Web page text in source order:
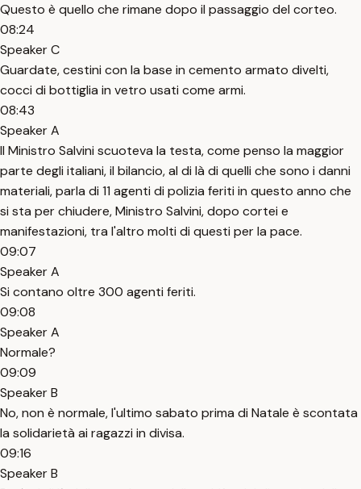
Questo è quello che rimane dopo il passaggio del corteo.
08:24
Speaker C
Guardate, cestini con la base in cemento armato divelti,
cocci di bottiglia in vetro usati come armi.
08:43
Speaker A
Il Ministro Salvini scuoteva la testa, come penso la maggior
parte degli italiani, il bilancio, al di là di quelli che sono i danni
materiali, parla di 11 agenti di polizia feriti in questo anno che
si sta per chiudere, Ministro Salvini, dopo cortei e
manifestazioni, tra l'altro molti di questi per la pace.
09:07
Speaker A
Si contano oltre 300 agenti feriti.
09:08
Speaker A
Normale?
09:09
Speaker B
No, non è normale, l'ultimo sabato prima di Natale è scontata
la solidarietà ai ragazzi in divisa.
09:16
Speaker B